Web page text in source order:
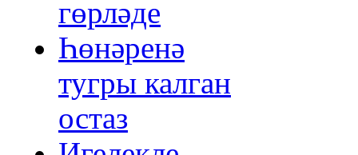
гөрләде
Һөнәренә
тугры калган
остаз